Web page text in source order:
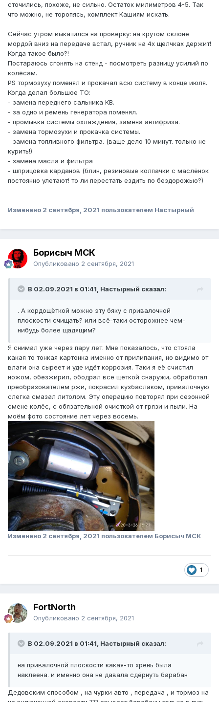
сточились, похоже, не сильно. Остаток милиметров 4-5. Так
что можно, не торопясь, комплект Кашиям искать.
Сейчас утром выкатился на проверку: на крутом склоне
мордой вниз на передаче встал, ручник на 4х щелчках держит!
Когда такое было?!
Постараюсь сгонять на стенд - посмотреть разницу усилий по
колёсам.
PS тормозуху поменял и прокачал всю систему в конце июля.
Когда делал большое ТО:
- замена переднего сальника КВ.
- за одно и ремень генератора поменял.
- промывка системы охлаждения, замена антифриза.
- замена тормозухи и прокачка системы.
- замена топливного фильтра. (ваще дело 10 минут. только не
курить!)
- замена масла и фильтра
- шприцовка карданов (блин, резиновые колпачки с маслёнок
постоянно улетают! то ли перестать ездить по бездорожью?)
Изменено 2 сентября, 2021 пользователем Настырный
Борисыч МСК
Опубликовано 2 сентября, 2021
В 02.09.2021 в 01:41, Настырный сказал:
. А кордощёткой можно эту бяку с привалочной
плоскости счищать? или всё-таки осторожнее чем-
нибудь более щадящим?
Я снимал уже через пару лет. Мне показалось, что стояла
какая то тонкая картонка именно от прилипания, но видимо от
влаги она сыреет и уде идёт коррозия. Таки я её счистил
ножом, обезжирил, ободрал все щеткой снаружи, обработал
преобразователем ржи, покрасил кузбаслаком, привалочную
слегка смазал литолом. Эту операцию повторял при сезонной
смене колёс, с обязательной очисткой от грязи и пыли. На
моём фото состояние лет через восемь.
Изменено 2 сентября, 2021 пользователем Борисыч МСК
1
FоrtNorth
Опубликовано 2 сентября, 2021
В 02.09.2021 в 01:41, Настырный сказал:
на привалочной плоскости какая-то хрень была
наклеена. и именно она не давала сдёрнуть барабан
Дедовским способом , на чурки авто , передача , и тормоз на